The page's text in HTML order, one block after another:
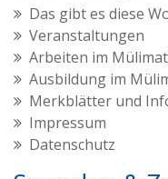
Das gibt es diese
Veranstaltungen
Arbeiten im
Ausbildung im
Merkblätter und
Impressum
Datenschutz